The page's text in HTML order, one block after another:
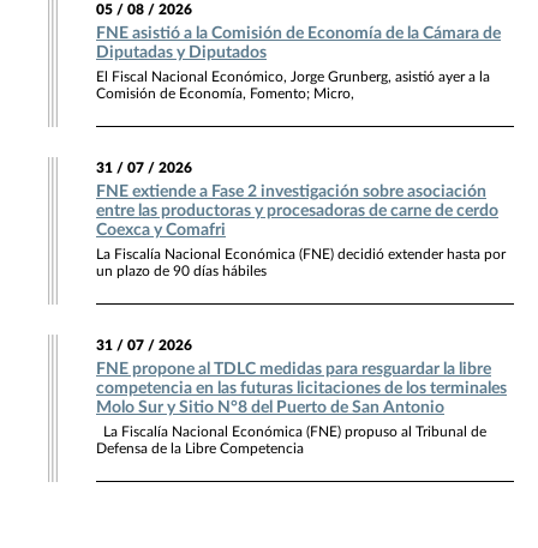
05 / 08 / 2026
FNE asistió a la Comisión de Economía de la Cámara de
Diputadas y Diputados
El Fiscal Nacional Económico, Jorge Grunberg, asistió ayer a la
Comisión de Economía, Fomento; Micro,
31 / 07 / 2026
FNE extiende a Fase 2 investigación sobre asociación
entre las productoras y procesadoras de carne de cerdo
Coexca y Comafri
La Fiscalía Nacional Económica (FNE) decidió extender hasta por
un plazo de 90 días hábiles
31 / 07 / 2026
FNE propone al TDLC medidas para resguardar la libre
competencia en las futuras licitaciones de los terminales
Molo Sur y Sitio N°8 del Puerto de San Antonio
La Fiscalía Nacional Económica (FNE) propuso al Tribunal de
Defensa de la Libre Competencia